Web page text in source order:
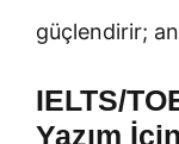
güçlendirir;
IELTS/
Yazım